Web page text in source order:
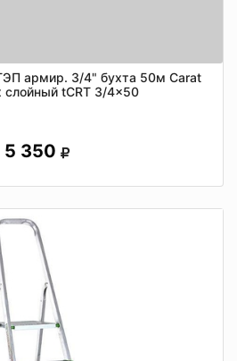
армир. 3/4" бухта 50м Carat
слойный tCRT 3/4x50
5 350